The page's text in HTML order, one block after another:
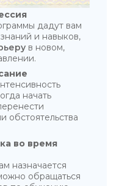
дадут вам
и навыков,
в новом,
начать
обстоятельства
во время
назначается
обращаться